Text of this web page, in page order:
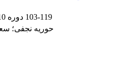
103-119
حوریه نجفی؛